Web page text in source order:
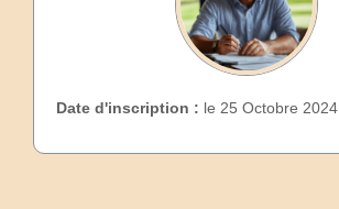
Date d'inscription : le 25 Octobre 2024